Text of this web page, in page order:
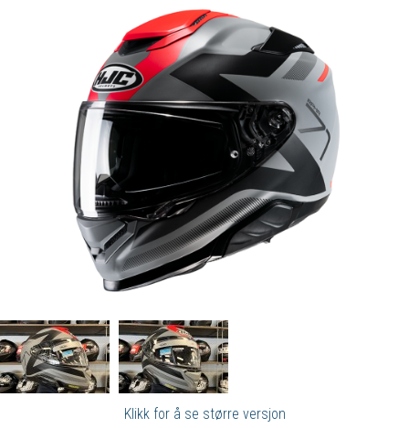
OM OSS/ÅPNINGSTIDER
KONTAKT OSS
Klikk for å se større versjon